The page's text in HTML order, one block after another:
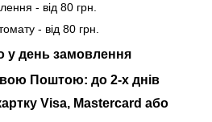
- від 80 грн.
- від 80 грн.
у день замовлення
Поштою: до 2-х днів
Visa, Mastercard або